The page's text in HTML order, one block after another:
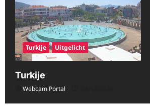
t
n
a
v
i
a
Turkije Uitgelicht
Turkije
Webcam Portal